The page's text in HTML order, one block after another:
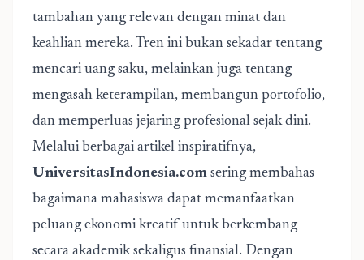
tambahan yang relevan dengan minat dan
keahlian mereka. Tren ini bukan sekadar tentang
mencari uang saku, melainkan juga tentang
mengasah keterampilan, membangun portofolio,
dan memperluas jejaring profesional sejak dini.
Melalui berbagai artikel inspiratifnya,
UniversitasIndonesia.com sering membahas
bagaimana mahasiswa dapat memanfaatkan
peluang ekonomi kreatif untuk berkembang
secara akademik sekaligus finansial. Dengan